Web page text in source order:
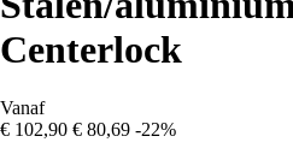
Centerlock
Vanaf
€ 102,90 € 80,69 -22%